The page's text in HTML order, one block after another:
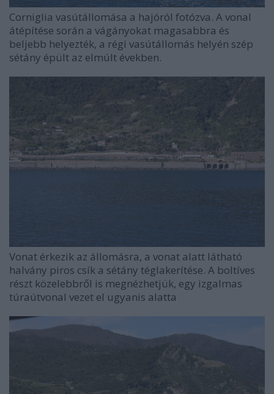
Corniglia vasútállomása a hajóról fotózva. A vonal
átépítése során a vágányokat magasabbra és
beljebb helyezték, a régi vasútállomás helyén szép
sétány épült az elmúlt években.
Vonat érkezik az állomásra, a vonat alatt látható
halvány piros csík a sétány téglakerítése. A boltíves
részt közelebbről is megnézhetjük, egy izgalmas
túraútvonal vezet el ugyanis alatta